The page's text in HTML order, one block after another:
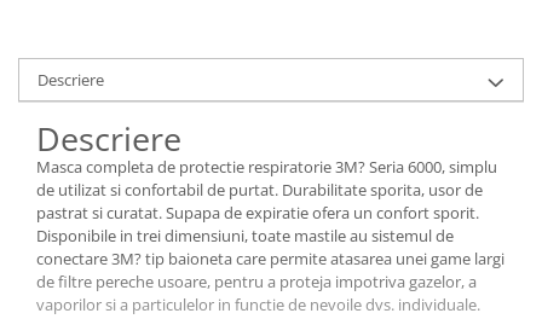
Descriere
Descriere
Masca completa de protectie respiratorie 3M? Seria 6000, simplu
de utilizat si confortabil de purtat. Durabilitate sporita, usor de
pastrat si curatat. Supapa de expiratie ofera un confort sporit.
Disponibile in trei dimensiuni, toate mastile au sistemul de
conectare 3M? tip baioneta care permite atasarea unei game largi
de filtre pereche usoare, pentru a proteja impotriva gazelor, a
vaporilor si a particulelor in functie de nevoile dvs. individuale.